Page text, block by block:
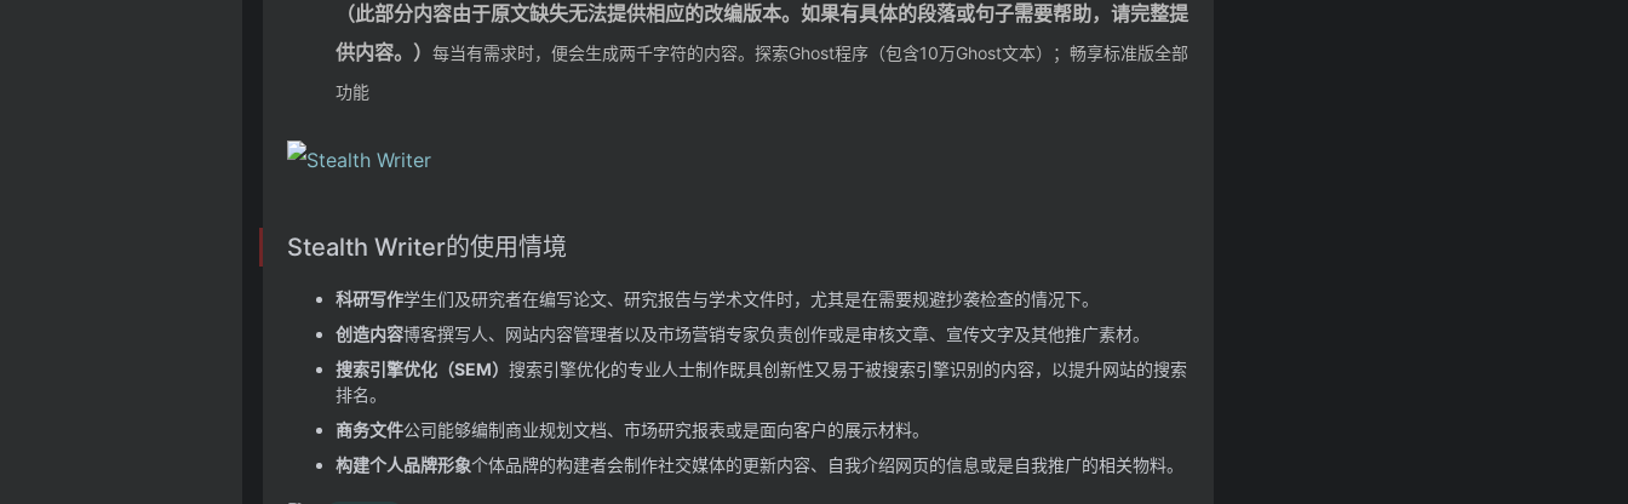
（此部分内容由于原文缺失无法提供相应的改编版本。如果有具体的段落或句子需要帮助，请完整提
供内容。） 每当有需求时，便会生成两千字符的内容。 探索Ghost程序（包含10万Ghost文本）；畅享标准版全部
功能
Stealth Writer的使用情境
科研写作学生们及研究者在编写论文、研究报告与学术文件时，尤其是在需要规避抄袭检查的情况下。
创造内容博客撰写人、网站内容管理者以及市场营销专家负责创作或是审核文章、宣传文字及其他推广素材。
搜索引擎优化（SEM） 搜索引擎优化的专业人士制作既具创新性又易于被搜索引擎识别的内容，以提升网站的搜索
排名。
商务文件公司能够编制商业规划文档、市场研究报表或是面向客户的展示材料。
构建个人品牌形象个体品牌的构建者会制作社交媒体的更新内容、自我介绍网页的信息或是自我推广的相关物料。